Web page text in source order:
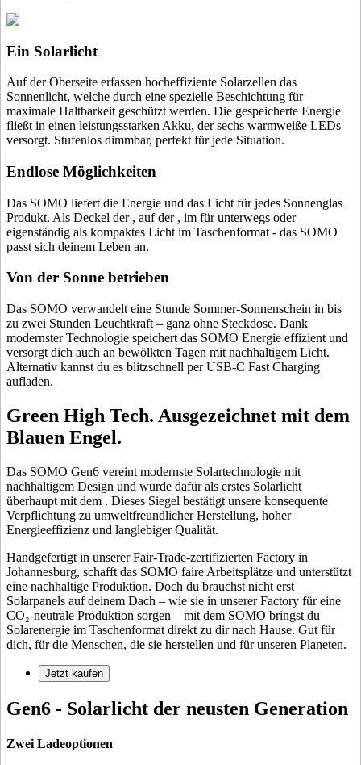
Ein Solarlicht
Auf der Oberseite erfassen hocheffiziente Solarzellen das
Sonnenlicht, welche durch eine spezielle Beschichtung für
maximale Haltbarkeit geschützt werden. Die gespeicherte Energie
fließt in einen leistungsstarken Akku, der sechs warmweiße LEDs
versorgt. Stufenlos dimmbar, perfekt für jede Situation.
Endlose Möglichkeiten
Das SOMO liefert die Energie und das Licht für jedes Sonnenglas
Produkt. Als Deckel der , auf der , im für unterwegs oder
eigenständig als kompaktes Licht im Taschenformat - das SOMO
passt sich deinem Leben an.
Von der Sonne betrieben
Das SOMO verwandelt eine Stunde Sommer-Sonnenschein in bis
zu zwei Stunden Leuchtkraft – ganz ohne Steckdose. Dank
modernster Technologie speichert das SOMO Energie effizient und
versorgt dich auch an bewölkten Tagen mit nachhaltigem Licht.
Alternativ kannst du es blitzschnell per USB-C Fast Charging
aufladen.
Green High Tech. Ausgezeichnet mit dem
Blauen Engel.
Das SOMO Gen6 vereint modernste Solartechnologie mit
nachhaltigem Design und wurde dafür als erstes Solarlicht
überhaupt mit dem . Dieses Siegel bestätigt unsere konsequente
Verpflichtung zu umweltfreundlicher Herstellung, hoher
Energieeffizienz und langlebiger Qualität.
Handgefertigt in unserer Fair-Trade-zertifizierten Factory in
Johannesburg, schafft das SOMO faire Arbeitsplätze und unterstützt
eine nachhaltige Produktion. Doch du brauchst nicht erst
Solarpanels auf deinem Dach – wie sie in unserer Factory für eine
CO₂-neutrale Produktion sorgen – mit dem SOMO bringst du
Solarenergie im Taschenformat direkt zu dir nach Hause. Gut für
dich, für die Menschen, die sie herstellen und für unseren Planeten.
Jetzt kaufen
Gen6 - Solarlicht der neusten Generation
Zwei Ladeoptionen